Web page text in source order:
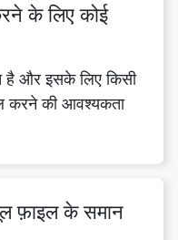
करने की आवश्यकता
फ़ाइल के समान
किए बिना बास
का उपयोग करता